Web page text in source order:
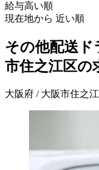
給与高い順
現在地から 近い順
その他配送ド
市住之江区の
大阪府 / 大阪市住之